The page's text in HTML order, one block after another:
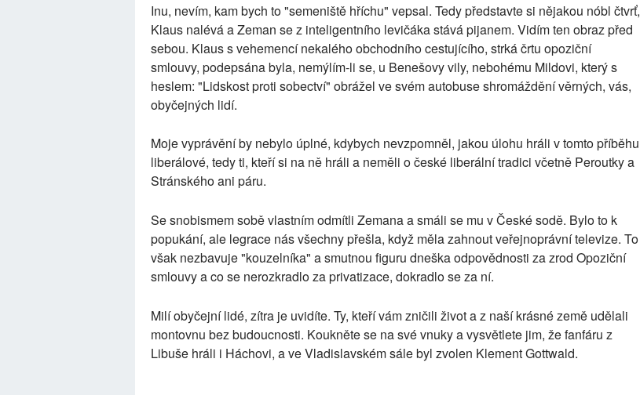
Inu, nevím, kam bych to "semeniště hříchu" vepsal. Tedy představte si nějakou nóbl čtvrť,
Klaus nalévá a Zeman se z inteligentního levičáka stává pijanem. Vidím ten obraz před
sebou. Klaus s vehemencí nekalého obchodního cestujícího, strká črtu opoziční
smlouvy, podepsána byla, nemýlím-li se, u Benešovy vily, nebohému Mildovi, který s
heslem: "Lidskost proti sobectví" obrážel ve svém autobuse shromáždění věrných, vás,
obyčejných lidí.
Moje vyprávění by nebylo úplné, kdybych nevzpomněl, jakou úlohu hráli v tomto příběhu
liberálové, tedy ti, kteří si na ně hráli a neměli o české liberální tradici včetně Peroutky a
Stránského ani páru.
Se snobismem sobě vlastním odmítli Zemana a smáli se mu v České sodě. Bylo to k
popukání, ale legrace nás všechny přešla, když měla zahnout veřejnoprávní televize. To
však nezbavuje "kouzelníka" a smutnou figuru dneška odpovědnosti za zrod Opoziční
smlouvy a co se nerozkradlo za privatizace, dokradlo se za ní.
Milí obyčejní lidé, zítra je uvidíte. Ty, kteří vám zničili život a z naší krásné země udělali
montovnu bez budoucnosti. Koukněte se na své vnuky a vysvětlete jim, že fanfáru z
Libuše hráli i Háchovi, a ve Vladislavském sále byl zvolen Klement Gottwald.